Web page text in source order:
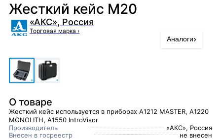
Жесткий кейс М20
«АКС», Россия
Торговая марка ›
Аналоги›
О товаре
Жесткий кейс используется в приборах А1212 MASTER, А1220
MONOLITH, A1550 IntroVisor
Производитель
«АКС», Россия
Внесен в госреестр
не внесен